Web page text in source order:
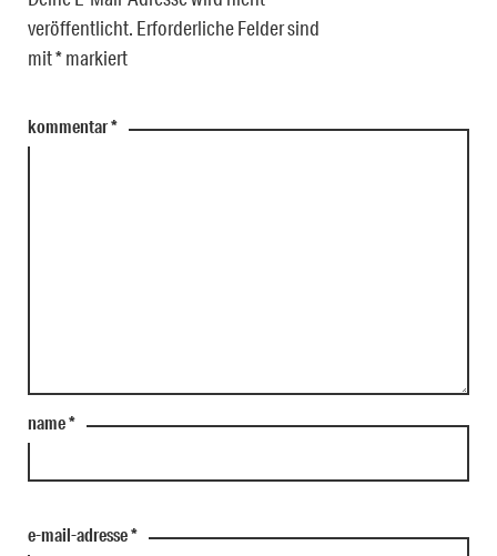
veröffentlicht. Erforderliche Felder sind
mit*markiert
kommentar*
name*
e-mail-adresse*